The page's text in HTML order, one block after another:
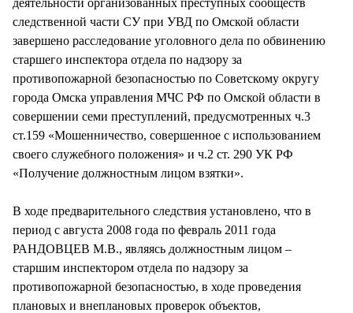
следственной части СУ при УВД по Омской области
завершено расследование уголовного дела по обвинению
старшего инспектора отдела по надзору за
противопожарной безопасностью по Советскому округу
города Омска управления МЧС РФ по Омской области в
совершении семи преступлений, предусмотренных ч.3
ст.159 «Мошенничество, совершенное с использованием
своего служебного положения» и ч.2 ст. 290 УК РФ
«Получение должностным лицом взятки».
В ходе предварительного следствия установлено, что в
период с августа 2008 года по февраль 2011 года
РАНДОВЦЕВ М.В., являясь должностным лицом –
старшим инспектором отдела по надзору за
противопожарной безопасностью, в ходе проведения
плановых и внеплановых проверок объектов,